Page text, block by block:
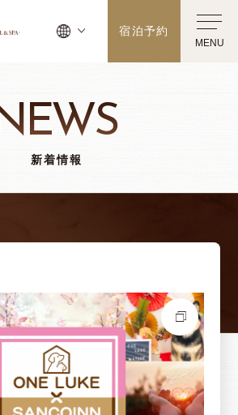
宿泊予約
MENU
新着情報